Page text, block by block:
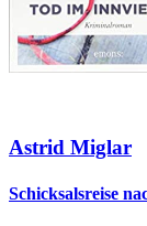
Astrid Miglar
Schicksalsreise